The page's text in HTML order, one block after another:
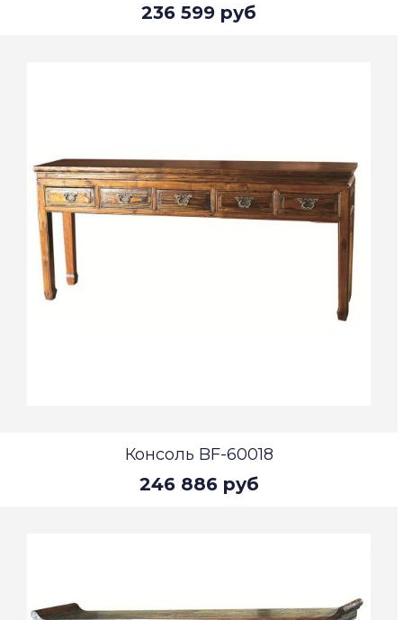
236 599 руб
Консоль BF-60018
246 886 руб